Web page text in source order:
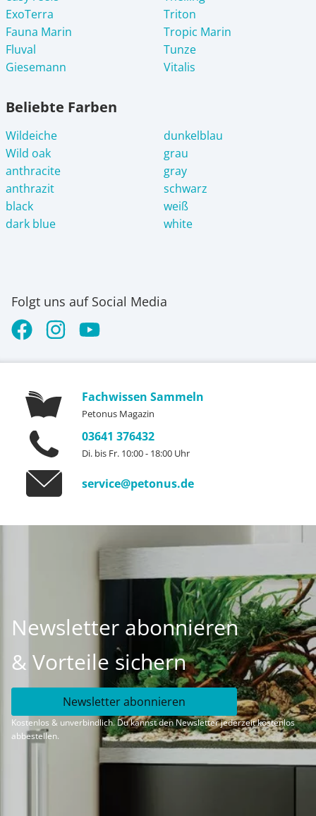
ExoTerra
Fauna Marin
Fluval
Giesemann
Triton
Tropic Marin
Tunze
Vitalis
Beliebte Farben
Wildeiche
Wild oak
anthracite
anthrazit
black
dark blue
dunkelblau
grau
gray
schwarz
weiß
white
Folgt uns auf Social Media
Fachwissen Sammeln
Petonus Magazin
03641 376432
Di. bis Fr. 10:00 - 18:00 Uhr
service@petonus.de
Newsletter abonnieren
& Vorteile sichern
Newsletter abonnieren
Kostenlos & unverbindlich. Du kannst den Newsletter jederzeit kostenlos
abbestellen.